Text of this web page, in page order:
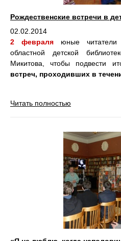
Рождественские встречи в
02.02.2014
2 февраля юные
областной детской
Микитова, чтобы подвести
встреч, проходивших в
Читать полностью